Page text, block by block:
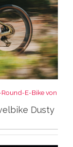
E-Bike von
Dusty